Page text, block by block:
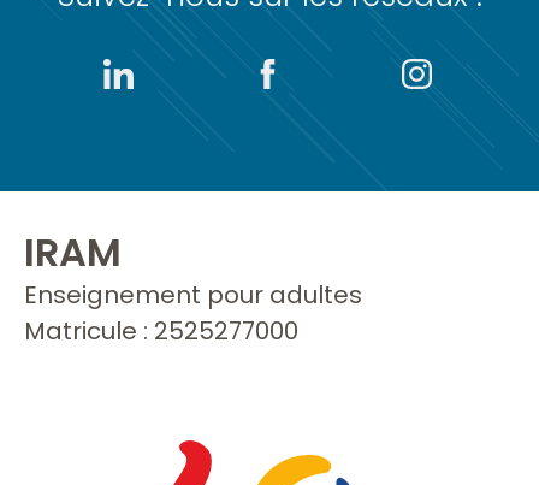
IRAM
Enseignement pour adultes
Matricule : 2525277000